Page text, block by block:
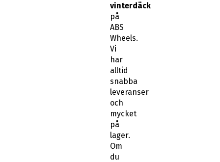
vinterdäck
på
ABS
Wheels.
Vi
har
alltid
snabba
leveranser
och
mycket
på
lager.
Om
du